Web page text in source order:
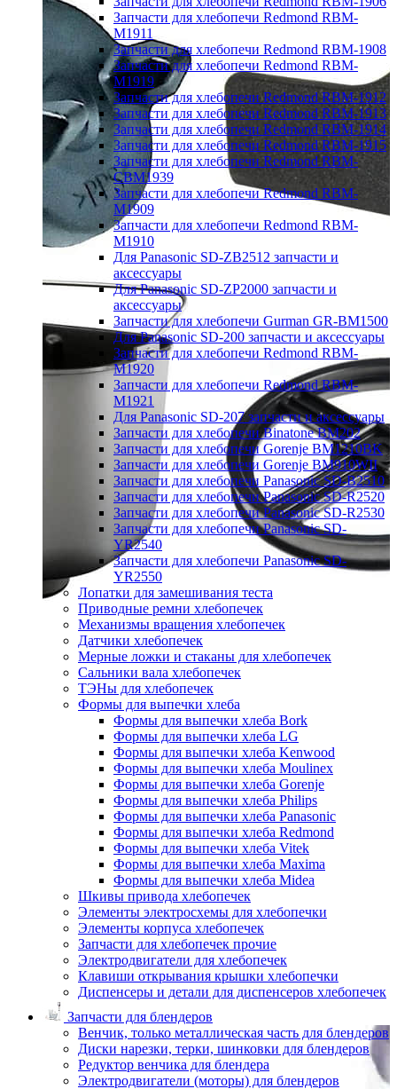
Запчасти для хлебопечи Redmond RBM-
M1911
Запчасти для хлебопечи Redmond RBM-1908
Запчасти для хлебопечи Redmond RBM-
M1919
Запчасти для хлебопечи Redmond RBM-1912
Запчасти для хлебопечи Redmond RBM-1913
Запчасти для хлебопечи Redmond RBM-1914
Запчасти для хлебопечи Redmond RBM-1915
Запчасти для хлебопечи Redmond RBM-
CBM1939
Запчасти для хлебопечи Redmond RBM-
M1909
Запчасти для хлебопечи Redmond RBM-
M1910
Для Panasonic SD-ZB2512 запчасти и
аксессуары
Для Panasonic SD-ZP2000 запчасти и
аксессуары
Запчасти для хлебопечи Gurman GR-BM1500
Для Panasonic SD-200 запчасти и аксессуары
Запчасти для хлебопечи Redmond RBM-
M1920
Запчасти для хлебопечи Redmond RBM-
M1921
Для Panasonic SD-207 запчасти и аксессуары
Запчасти для хлебопечи Binatone BM202
Запчасти для хлебопечи Gorenje BM1210BK
Запчасти для хлебопечи Gorenje BM910WII
Запчасти для хлебопечи Panasonic SD-B2510
Запчасти для хлебопечи Panasonic SD-R2520
Запчасти для хлебопечи Panasonic SD-R2530
Запчасти для хлебопечи Panasonic SD-
YR2540
Запчасти для хлебопечи Panasonic SD-
YR2550
Лопатки для замешивания теста
Приводные ремни хлебопечек
Механизмы вращения хлебопечек
Датчики хлебопечек
Мерные ложки и стаканы для хлебопечек
Сальники вала хлебопечек
ТЭНы для хлебопечек
Формы для выпечки хлеба
Формы для выпечки хлеба Bork
Формы для выпечки хлеба LG
Формы для выпечки хлеба Kenwood
Формы для выпечки хлеба Moulinex
Формы для выпечки хлеба Gorenje
Формы для выпечки хлеба Philips
Формы для выпечки хлеба Panasonic
Формы для выпечки хлеба Redmond
Формы для выпечки хлеба Vitek
Формы для выпечки хлеба Maxima
Формы для выпечки хлеба Midea
Шкивы привода хлебопечек
Элементы электросхемы для хлебопечки
Элементы корпуса хлебопечек
Запчасти для хлебопечек прочие
Электродвигатели для хлебопечек
Клавиши открывания крышки хлебопечки
Диспенсеры и детали для диспенсеров хлебопечек
Запчасти для блендеров
Венчик, только металлическая часть для блендеров
Диски нарезки, терки, шинковки для блендеров
Редуктор венчика для блендера
Электродвигатели (моторы) для блендеров